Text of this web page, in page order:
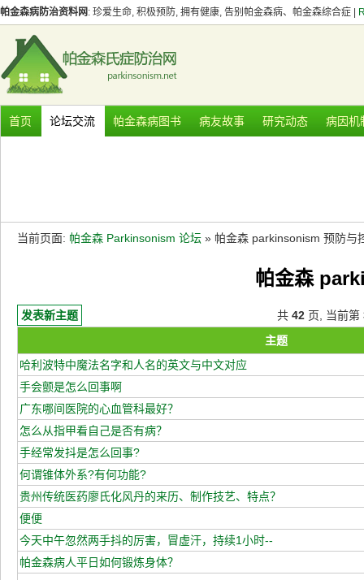
帕金森病防治资料网 : 珍爱生命, 积极预防, 拥有健康, 告别帕金森病、帕金森综合症 |
首页 论坛交流 帕金森病图书 病友故事 研究动态 病因机
当前页面: 帕金森 Parkinsonism 论坛 » 帕金森 parkinsonism 预防与
帕金森
发表新主题 共 42 页, 当前第
主题
哈利波特中魔法名字和人名的英文与中文对应
手会颤是怎么回事啊
广东哪间医院的心血管科最好？
怎么从指甲看自己是否有病？
手经常发抖是怎么回事?
何谓锥体外系?有何功能?
贵州传统医药廖氏化风丹的来历、制作技艺、特点？
便便
今天中午忽然两手抖的厉害，冒虚汗，持续1小时--
帕金森病人平日如何锻炼身体？